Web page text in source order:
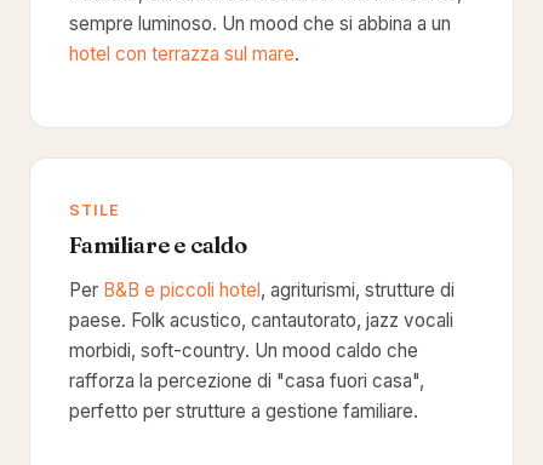
sempre luminoso. Un mood che si abbina a un
hotel con terrazza sul mare.
STILE
Familiare e caldo
Per B&B e piccoli hotel , agriturismi, strutture di
paese. Folk acustico, cantautorato, jazz vocali
morbidi, soft-country. Un mood caldo che
rafforza la percezione di "casa fuori casa",
perfetto per strutture a gestione familiare.